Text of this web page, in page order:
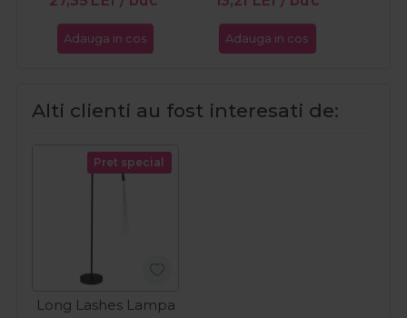
Adauga in cos Adauga in cos
Alti clienti au fost interesati de:
Pret special
Long Lashes Lampa